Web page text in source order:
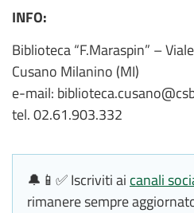
INFO:
Biblioteca “F.Maraspin” –
Cusano Milanino (MI)
e-mail:
tel. 02.61.903.332
🔔📱✅ Iscriviti ai canali
rimanere sempre